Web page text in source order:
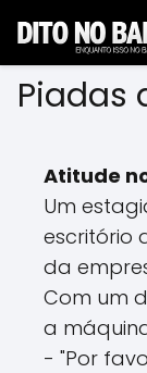
Piadas
Atitude
Um
escritório
da
Com um
a
- "Por